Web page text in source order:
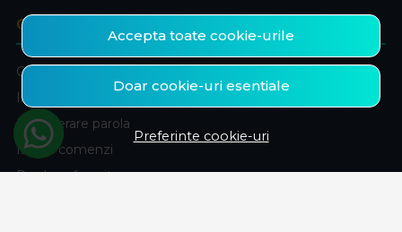
Accepta toate cookie-urile
Doar cookie-uri esentiale
Preferinte cookie-uri
CONT CLIENT
Contul meu
Inregistrare
Recuperare parola
Istoric comenzi
Produse favorite